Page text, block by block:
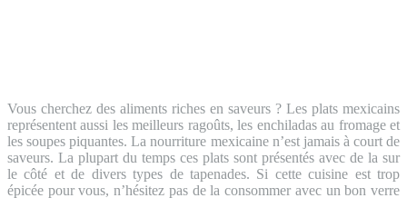
Vous cherchez des aliments riches en saveurs ? Les plats mexicains
représentent aussi les meilleurs ragoûts, les enchiladas au fromage et
les soupes piquantes. La nourriture mexicaine n’est jamais à court de
saveurs. La plupart du temps ces plats sont présentés avec de la sur
le côté et de divers types de tapenades. Si cette cuisine est trop
épicée pour vous, n’hésitez pas de la consommer avec un bon verre